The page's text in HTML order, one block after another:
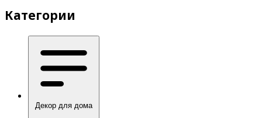
Категории
Декор для дома